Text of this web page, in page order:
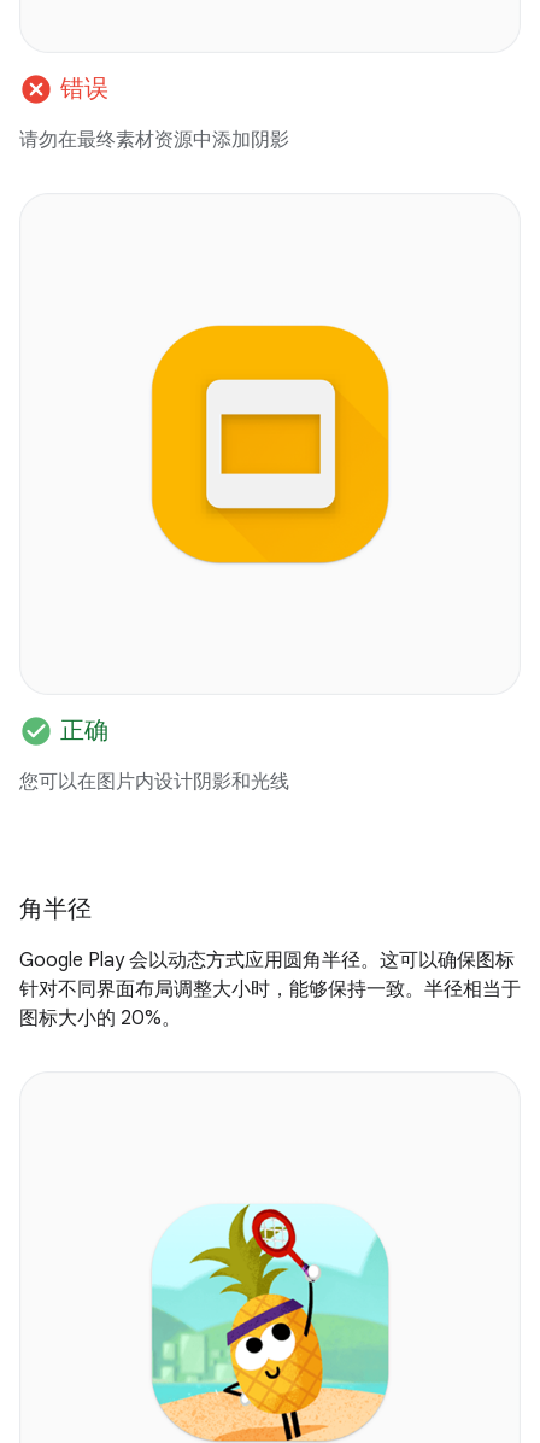
cancel 错误
请勿在最终素材资源中添加阴影
check_circle 正确
您可以在图片内设计阴影和光线
角半径
Google Play 会以动态方式应用圆角半径。这可以确保图标
针对不同界面布局调整大小时，能够保持一致。半径相当于
图标大小的 20%。